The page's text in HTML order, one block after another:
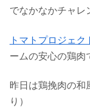
でなかなかチャレ
トマトプロジェク
ームの安心の鶏肉
昨日は鶏挽肉の和
り）